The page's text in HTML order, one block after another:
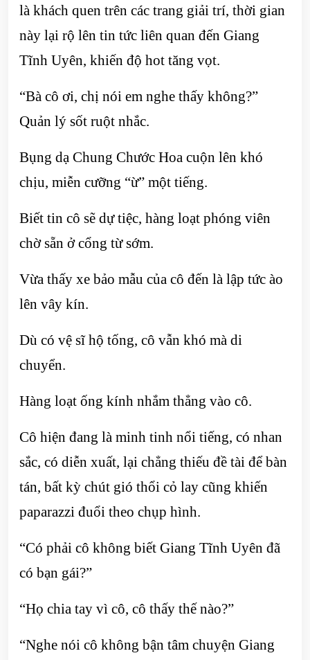
là khách quen trên các trang giải trí, thời gian
này lại rộ lên tin tức liên quan đến Giang
Tĩnh Uyên, khiến độ hot tăng vọt.
“Bà cô ơi, chị nói em nghe thấy không?”
Quản lý sốt ruột nhắc.
Bụng dạ Chung Chước Hoa cuộn lên khó
chịu, miễn cưỡng “ừ” một tiếng.
Biết tin cô sẽ dự tiệc, hàng loạt phóng viên
chờ sẵn ở cổng từ sớm.
Vừa thấy xe bảo mẫu của cô đến là lập tức ào
lên vây kín.
Dù có vệ sĩ hộ tống, cô vẫn khó mà di
chuyển.
Hàng loạt ống kính nhắm thẳng vào cô.
Cô hiện đang là minh tinh nổi tiếng, có nhan
sắc, có diễn xuất, lại chẳng thiếu đề tài để bàn
tán, bất kỳ chút gió thổi cỏ lay cũng khiến
paparazzi đuổi theo chụp hình.
“Có phải cô không biết Giang Tĩnh Uyên đã
có bạn gái?”
“Họ chia tay vì cô, cô thấy thế nào?”
“Nghe nói cô không bận tâm chuyện Giang